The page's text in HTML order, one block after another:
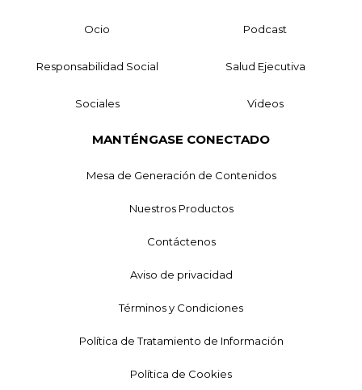
Ocio Podcast
Responsabilidad Social Salud Ejecutiva
Sociales Videos
MANTÉNGASE CONECTADO
Mesa de Generación de Contenidos
Nuestros Productos
Contáctenos
Aviso de privacidad
Términos y Condiciones
Política de Tratamiento de Información
Política de Cookies